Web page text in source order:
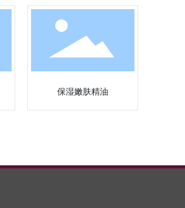
保湿嫩肤精油